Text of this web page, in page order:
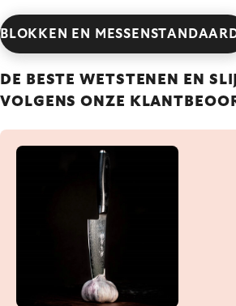
BLOKKEN EN
DE BESTE WETSTENEN EN
VOLGENS ONZE